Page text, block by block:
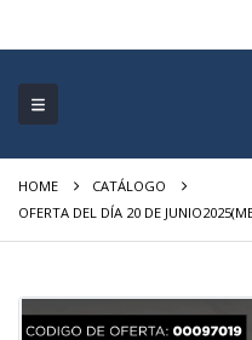
HOME
CATÁLOGO
OFERTA DEL DÍA 20 DE